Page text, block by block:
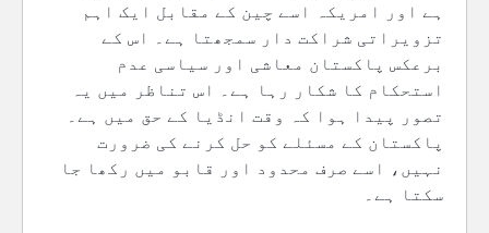
ہے اور امریکہ اسے چین کے مقابل ایک اہم
تزویراتی شراکت دار سمجھتا ہے۔ اس کے
برعکس پاکستان معاشی اور سیاسی عدم
استحکام کا شکار رہا ہے۔ اس تناظر میں یہ
تصور پیدا ہوا کہ وقت انڈیا کے حق میں ہے۔
پاکستان کے مسئلے کو حل کرنے کی ضرورت
نہیں، اسے صرف محدود اور قابو میں رکھا جا
سکتا ہے۔